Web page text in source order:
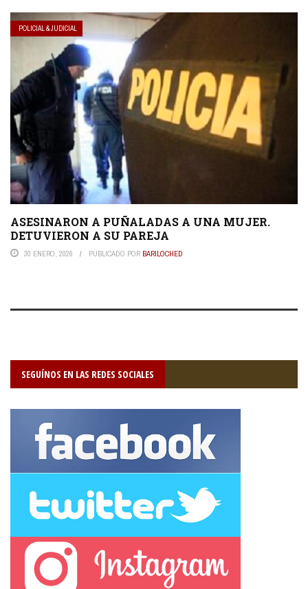
POLICIAL & JUDICIAL
ASESINARON A PUÑALADAS A UNA MUJER.
DETUVIERON A SU PAREJA
30 ENERO, 2026 PUBLICADO POR BARILOCHED
SEGUÍNOS EN LAS REDES SOCIALES